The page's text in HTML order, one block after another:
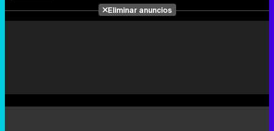
Eliminar anuncios